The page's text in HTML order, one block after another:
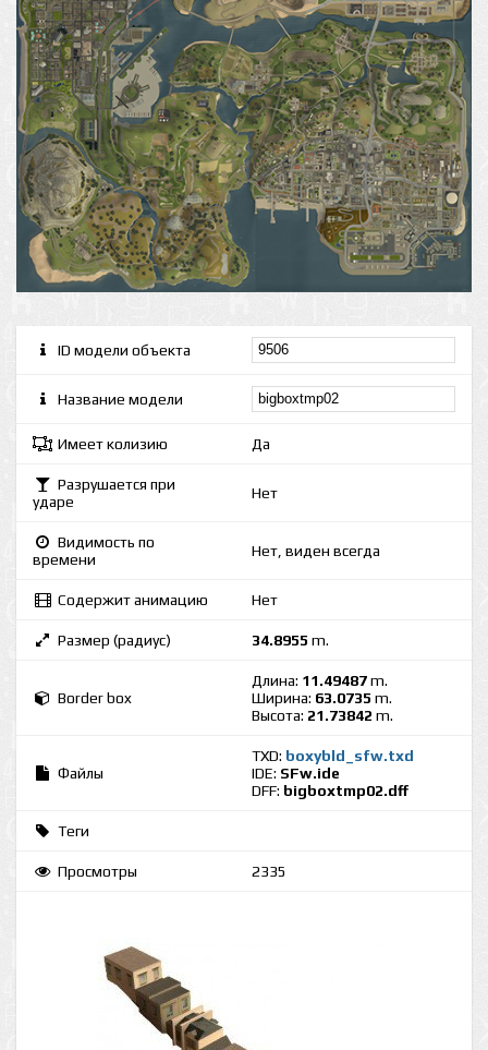
ID модели объекта
Название модели
Имеет колизию Да
Разрушается при
ударе
Нет
Видимость по
времени
Нет, виден всегда
Содержит анимацию Нет
Размер (радиус) 34.8955 m.
Border box
Длина: 11.49487m.
Ширина: 63.0735 m.
Высота: 21.73842 m.
Файлы
TXD: boxybld_sfw.txd
IDE: SFw.ide
DFF: bigboxtmp02.dff
Теги
Просмотры 2335